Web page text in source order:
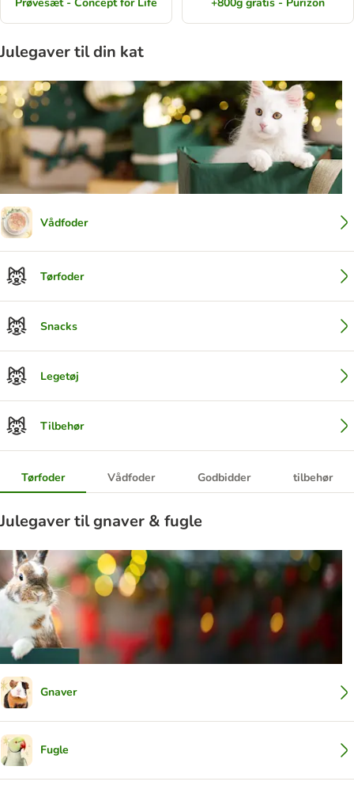
Julegaver til din kat
Vådfoder
Tørfoder
Snacks
Legetøj
Tilbehør
Tørfoder Vådfoder Godbidder tilbehør
Julegaver til gnaver & fugle
Gnaver
Fugle